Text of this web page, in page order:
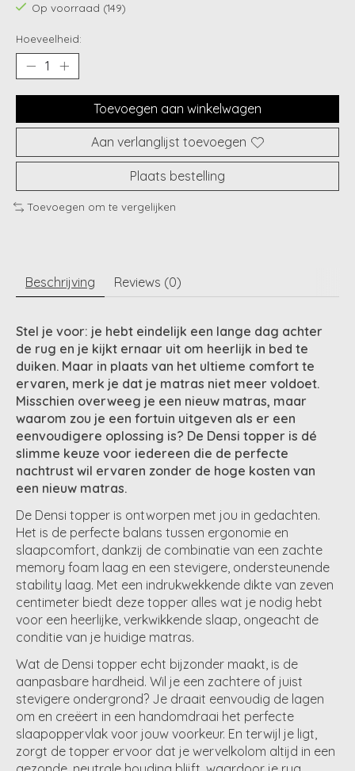
Op voorraad (149)
Hoeveelheid:
Toevoegen aan winkelwagen
Aan verlanglijst toevoegen
Plaats bestelling
Toevoegen om te vergelijken
Beschrijving Reviews (0)
Stel je voor: je hebt eindelijk een lange dag achter
de rug en je kijkt ernaar uit om heerlijk in bed te
duiken. Maar in plaats van het ultieme comfort te
ervaren, merk je dat je matras niet meer voldoet.
Misschien overweeg je een nieuw matras, maar
waarom zou je een fortuin uitgeven als er een
eenvoudigere oplossing is? De Densi topper is dé
slimme keuze voor iedereen die de perfecte
nachtrust wil ervaren zonder de hoge kosten van
een nieuw matras.
De Densi topper is ontworpen met jou in gedachten.
Het is de perfecte balans tussen ergonomie en
slaapcomfort, dankzij de combinatie van een zachte
memory foam laag en een stevigere, ondersteunende
stability laag. Met een indrukwekkende dikte van zeven
centimeter biedt deze topper alles wat je nodig hebt
voor een heerlijke, verkwikkende slaap, ongeacht de
conditie van je huidige matras.
Wat de Densi topper echt bijzonder maakt, is de
aanpasbare hardheid. Wil je een zachtere of juist
stevigere ondergrond? Je draait eenvoudig de lagen
om en creëert in een handomdraai het perfecte
slaapoppervlak voor jouw voorkeur. En terwijl je ligt,
zorgt de topper ervoor dat je wervelkolom altijd in een